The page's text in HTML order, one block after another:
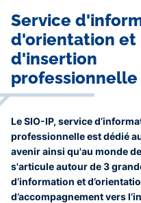
Service
d'orientation et
d'insertion
professionnelle
Le SIO-IP, service
professionnelle est dédié
avenir ainsi qu'au monde
s'articule autour de 3
d’information et
d’accompagnement vers